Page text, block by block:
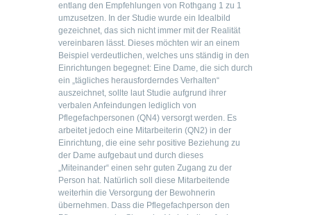
entlang den Empfehlungen von Rothgang 1 zu 1
umzusetzen. In der Studie wurde ein Idealbild
gezeichnet, das sich nicht immer mit der Realität
vereinbaren lässt. Dieses möchten wir an einem
Beispiel verdeutlichen, welches uns ständig in den
Einrichtungen begegnet: Eine Dame, die sich durch
ein „tägliches herausforderndes Verhalten“
auszeichnet, sollte laut Studie aufgrund ihrer
verbalen Anfeindungen lediglich von
Pflegefachpersonen (QN4) versorgt werden. Es
arbeitet jedoch eine Mitarbeiterin (QN2) in der
Einrichtung, die eine sehr positive Beziehung zu
der Dame aufgebaut und durch dieses
„Miteinander“ einen sehr guten Zugang zu der
Person hat. Natürlich soll diese Mitarbeitende
weiterhin die Versorgung der Bewohnerin
übernehmen. Dass die Pflegefachperson den